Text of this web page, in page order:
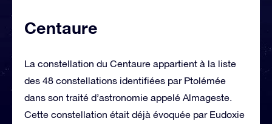
Centaure
La constellation du Centaure appartient à la liste
des 48 constellations identifiées par Ptolémée
dans son traité d’astronomie appelé Almageste.
Cette constellation était déjà évoquée par Eudoxie